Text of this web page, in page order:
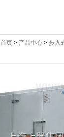
首页 > 产品中心 > 步入